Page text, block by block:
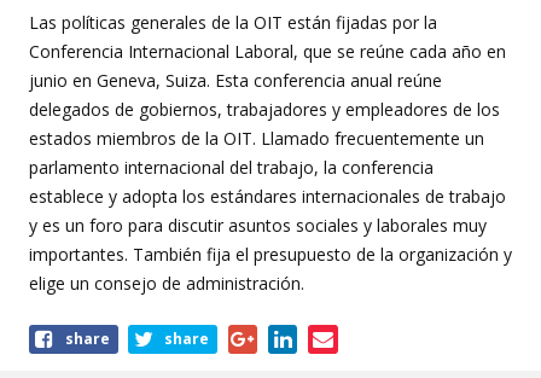
Las políticas generales de la OIT están fijadas por la
Conferencia Internacional Laboral, que se reúne cada año en
junio en Geneva, Suiza. Esta conferencia anual reúne
delegados de gobiernos, trabajadores y empleadores de los
estados miembros de la OIT. Llamado frecuentemente un
parlamento internacional del trabajo, la conferencia
establece y adopta los estándares internacionales de trabajo
y es un foro para discutir asuntos sociales y laborales muy
importantes. También fija el presupuesto de la organización y
elige un consejo de administración.
Shareshare share